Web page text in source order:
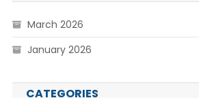
March 2026
January 2026
CATEGORIES